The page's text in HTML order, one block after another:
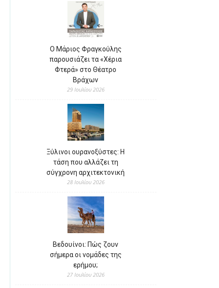
Ο Μάριος Φραγκούλης
παρουσιάζει τα «Χέρια
Φτερά» στο Θέατρο
Βράχων
29 Ιουλίου 2026
Ξύλινοι ουρανοξύστες: Η
τάση που αλλάζει τη
σύγχρονη αρχιτεκτονική
28 Ιουλίου 2026
Βεδουίνοι: Πώς ζουν
σήμερα οι νομάδες της
ερήμου;
27 Ιουλίου 2026